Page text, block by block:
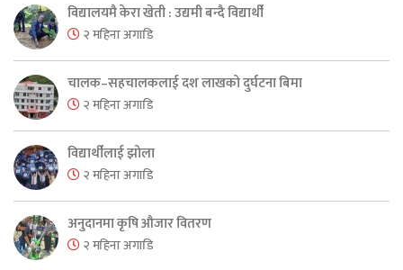
विद्यालयमै केरा खेती : उद्यमी बन्दै विद्यार्थी
२ महिना अगाडि
चालक–सहचालकलाई दश लाखको दुर्घटना बिमा
२ महिना अगाडि
विद्यार्थीलाई झोला
२ महिना अगाडि
अनुदानमा कृषि औजार वितरण
२ महिना अगाडि